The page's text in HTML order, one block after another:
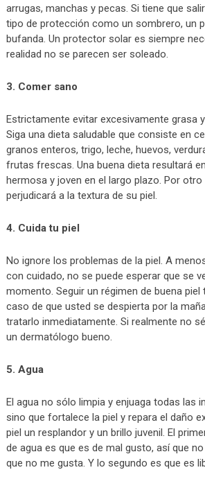
arrugas, manchas y pecas. Si tiene que
tipo de protección como un sombrero, un
bufanda. Un protector solar es siempre
realidad no se parecen ser soleado.
3. Comer sano
Estrictamente evitar excesivamente grasa
Siga una dieta saludable que consiste en
granos enteros, trigo, leche, huevos,
frutas frescas. Una buena dieta resultará
hermosa y joven en el largo plazo. Por
perjudicará a la textura de su piel.
4. Cuida tu piel
No ignore los problemas de la piel. A
con cuidado, no se puede esperar que se
momento. Seguir un régimen de buena piel
caso de que usted se despierta por la
tratarlo inmediatamente. Si realmente no
un dermatólogo bueno.
5. Agua
El agua no sólo limpia y enjuaga todas las
sino que fortalece la piel y repara el daño
piel un resplandor y un brillo juvenil. El
de agua es que es de mal gusto, así que
que no me gusta. Y lo segundo es que es